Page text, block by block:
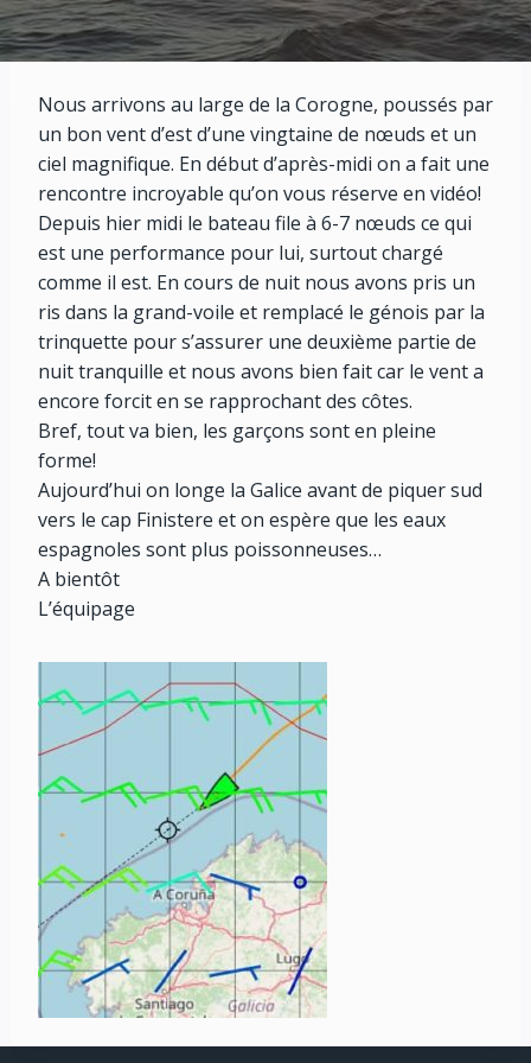
Nous arrivons au large de la Corogne, poussés par
un bon vent d’est d’une vingtaine de nœuds et un
ciel magnifique. En début d’après-midi on a fait une
rencontre incroyable qu’on vous réserve en vidéo!
Depuis hier midi le bateau file à 6-7 nœuds ce qui
est une performance pour lui, surtout chargé
comme il est. En cours de nuit nous avons pris un
ris dans la grand-voile et remplacé le génois par la
trinquette pour s’assurer une deuxième partie de
nuit tranquille et nous avons bien fait car le vent a
encore forcit en se rapprochant des côtes.
Bref, tout va bien, les garçons sont en pleine
forme!
Aujourd’hui on longe la Galice avant de piquer sud
vers le cap Finistere et on espère que les eaux
espagnoles sont plus poissonneuses…
A bientôt
L’équipage